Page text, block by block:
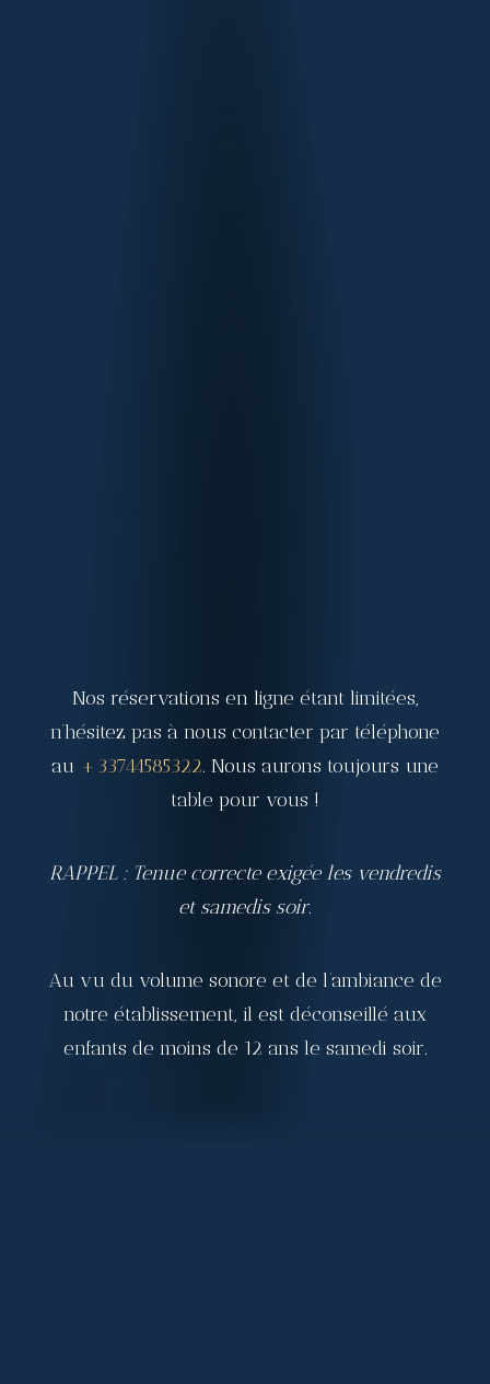
Nos réservations en ligne étant limitées,
n’hésitez pas à nous contacter par téléphone
au +33744585322. Nous aurons toujours une
table pour vous !
RAPPEL : Tenue correcte exigée les vendredis
et samedis soir.
Au vu du volume sonore et de l’ambiance de
notre établissement, il est déconseillé aux
enfants de moins de 12 ans le samedi soir.